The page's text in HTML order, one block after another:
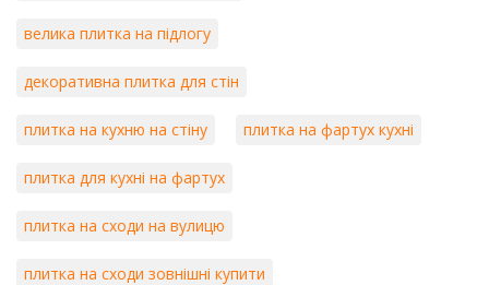
велика плитка на підлогу
декоративна плитка для стін
плитка на кухню на стіну плитка на фартух кухні
плитка для кухні на фартух
плитка на сходи на вулицю
плитка на сходи зовнішні купити